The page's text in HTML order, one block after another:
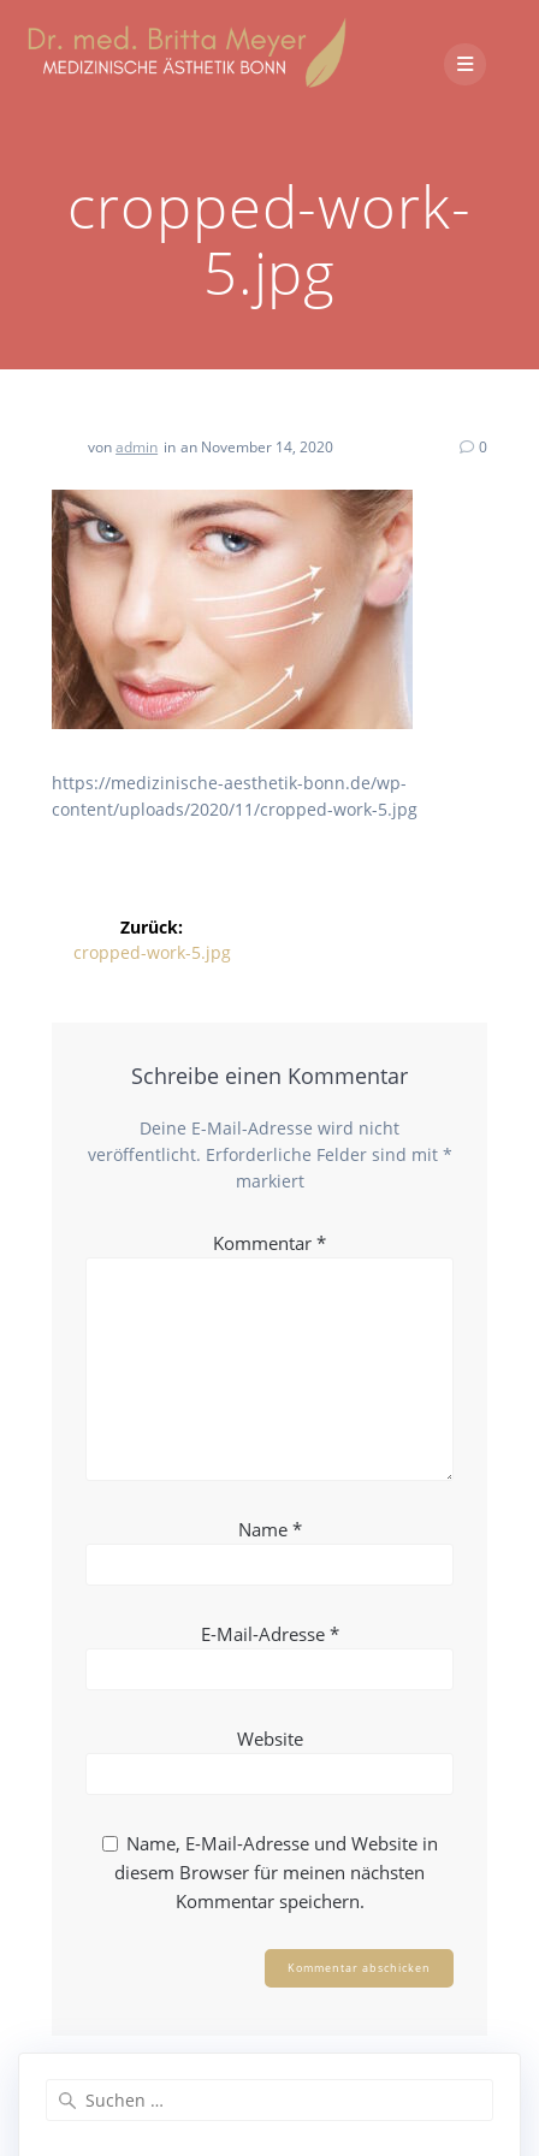
cropped-work-
5.jpg
vonadmin in an November 14, 2020 0
https://medizinische-aesthetik-bonn.de/wp-
content/uploads/2020/11/cropped-work-5.jpg
Zurück:
cropped-work-5.jpg
Schreibe einen Kommentar
Deine E-Mail-Adresse wird nicht
veröffentlicht. Erforderliche Felder sind mit *
markiert
Kommentar *
Name *
E-Mail-Adresse *
Website
Name, E-Mail-Adresse und Website in
diesem Browser für meinen nächsten
Kommentar speichern.